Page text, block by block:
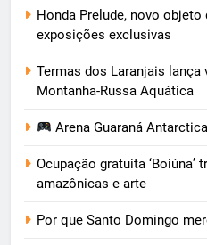
Honda Prelude, novo
exposições exclusivas
Termas dos Laranjais lança
Montanha-Russa Aquática
Arena Guaraná
Ocupação gratuita ‘Boiúna’
amazônicas e arte
Por que Santo Domingo